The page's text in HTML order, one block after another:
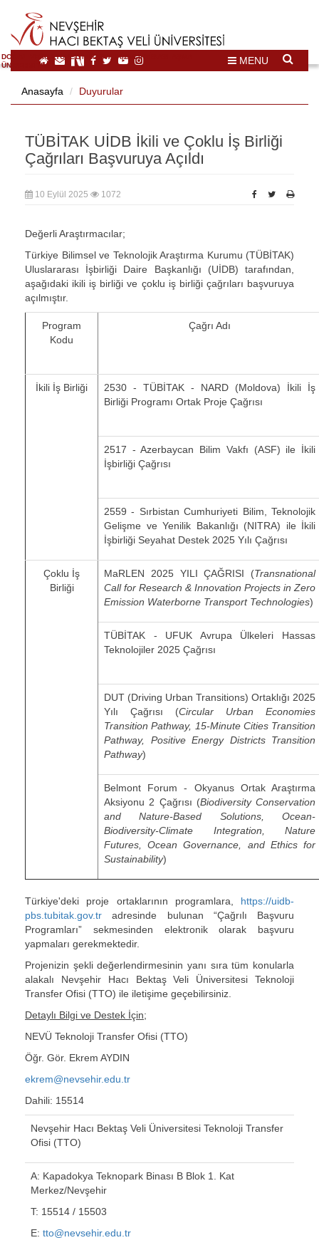
DOĞAL VE KÜLTÜREL MİRAS TURİZMİ İHTİSASLAŞMA
ÜNİVERSİTESİ
MENU
Anasayfa Duyurular
TÜBİTAK UİDB İkili ve Çoklu İş Birliği
Çağrıları Başvuruya Açıldı
10 Eylül 2025 1072
Değerli Araştırmacılar;
Türkiye Bilimsel ve Teknolojik Araştırma Kurumu (TÜBİTAK)
Uluslararası İşbirliği Daire Başkanlığı (UİDB) tarafından,
aşağıdaki ikili iş birliği ve çoklu iş birliği çağrıları başvuruya
açılmıştır.
Program
Kodu
Çağrı Adı
İkili İş Birliği
2530 - TÜBİTAK - NARD (Moldova) İkili İş
Birliği Programı Ortak Proje Çağrısı
2517 - Azerbaycan Bilim Vakfı (ASF) ile İkili
İşbirliği Çağrısı
2559 - Sırbistan Cumhuriyeti Bilim, Teknolojik
Gelişme ve Yenilik Bakanlığı (NITRA) ile İkili
İşbirliği Seyahat Destek 2025 Yılı Çağrısı
Çoklu İş
Birliği
MaRLEN 2025 YILI ÇAĞRISI (Transnational
Call for Research & Innovation Projects in Zero
Emission Waterborne Transport Technologies)
TÜBİTAK - UFUK Avrupa Ülkeleri Hassas
Teknolojiler 2025 Çağrısı
DUT (Driving Urban Transitions) Ortaklığı 2025
Yılı Çağrısı (Circular Urban Economies
Transition Pathway, 15-Minute Cities Transition
Pathway, Positive Energy Districts Transition
Pathway)
Belmont Forum - Okyanus Ortak Araştırma
Aksiyonu 2 Çağrısı (Biodiversity Conservation
and Nature-Based Solutions, Ocean-
Biodiversity-Climate Integration, Nature
Futures, Ocean Governance, and Ethics for
Sustainability)
Türkiye'deki proje ortaklarının programlara, https://uidb-
pbs.tubitak.gov.tr adresinde bulunan “Çağrılı Başvuru
Programları” sekmesinden elektronik olarak başvuru
yapmaları gerekmektedir.
Projenizin şekli değerlendirmesinin yanı sıra tüm konularla
alakalı Nevşehir Hacı Bektaş Veli Üniversitesi Teknoloji
Transfer Ofisi (TTO) ile iletişime geçebilirsiniz.
Detaylı Bilgi ve Destek İçin;
NEVÜ Teknoloji Transfer Ofisi (TTO)
Öğr. Gör. Ekrem AYDIN
ekrem@nevsehir.edu.tr
Dahili: 15514
Nevşehir Hacı Bektaş Veli Üniversitesi Teknoloji Transfer
Ofisi (TTO)
A: Kapadokya Teknopark Binası B Blok 1. Kat
Merkez/Nevşehir
T: 15514 / 15503
E: tto@nevsehir.edu.tr